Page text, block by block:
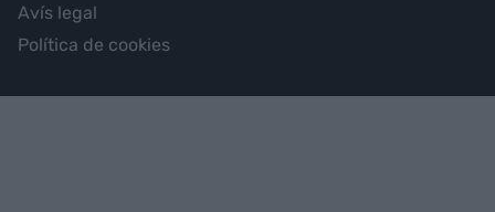
Avís legal
Política de cookies